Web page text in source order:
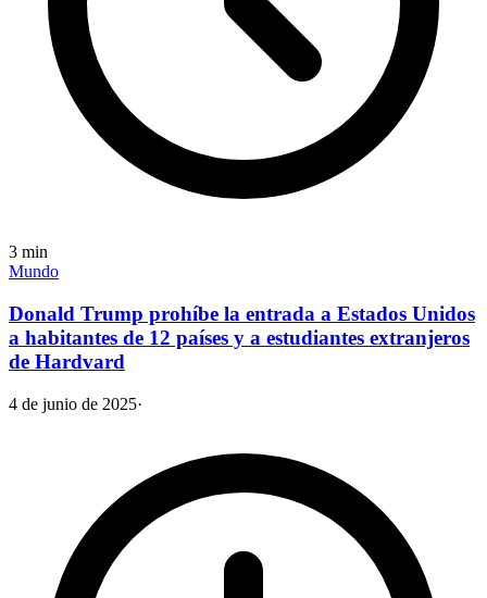
3 min
Mundo
Donald Trump prohíbe la entrada a Estados Unidos
a habitantes de 12 países y a estudiantes extranjeros
de Hardvard
4 de junio de 2025·